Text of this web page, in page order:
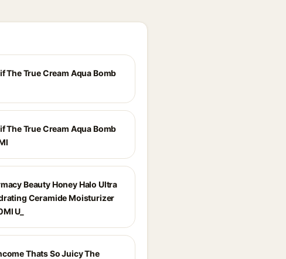
The True Cream Aqua Bomb
The True Cream Aqua Bomb
Beauty Honey Halo Ultra
Ceramide Moisturizer
U_
Thats So Juicy The